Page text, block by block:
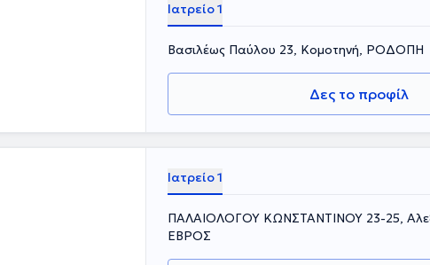
Ιατρείο 1
Βασιλέως Παύλου 23, Κομοτηνή, ΡΟΔΟΠΗ
Δες το προφίλ
Ιατρείο 1
ΠΑΛΑΙΟΛΟΓΟΥ ΚΩΝΣΤΑΝΤΙΝΟΥ 23-25,
ΕΒΡΟΣ